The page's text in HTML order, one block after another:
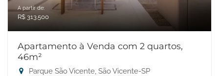
A partir de:
R$ 313.500
Apartamento à Venda com 2 quartos,
46m²
Parque São Vicente, São Vicente-SP